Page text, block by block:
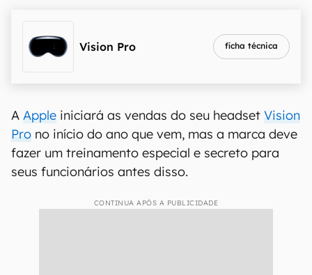
Vision Pro ficha técnica
A Apple iniciará as vendas do seu headset Vision
Pro no início do ano que vem, mas a marca deve
fazer um treinamento especial e secreto para
seus funcionários antes disso.
CONTINUA APÓS A PUBLICIDADE